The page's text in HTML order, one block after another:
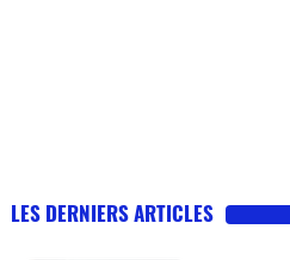
LES DERNIERS ARTICLES